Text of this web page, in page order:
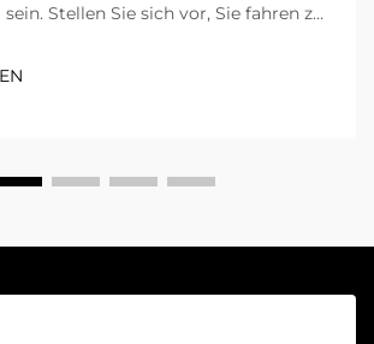
Stellen Sie sich vor, Sie fahren zur
weiter. Es gibt der Batterie diesen